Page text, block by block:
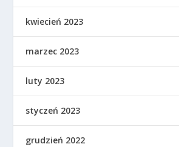
kwiecień 2023
marzec 2023
luty 2023
styczeń 2023
grudzień 2022